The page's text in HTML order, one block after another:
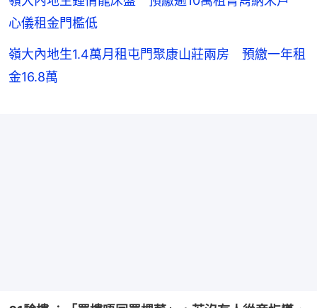
心儀租金門檻低
嶺大內地生1.4萬月租屯門聚康山莊兩房 預繳一年租
金16.8萬